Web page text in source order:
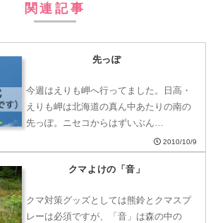
関連記事
先っぽ
今週はえりも岬へ行ってました。日高・
えりも岬は北海道の真ん中あたりの南の
先っぽ。ニセコからはずいぶん…
2010/10/9
クマよけの「音」
クマ対策グッズとしては熊鈴とクマスプ
レーは必須ですが、「音」は森の中の